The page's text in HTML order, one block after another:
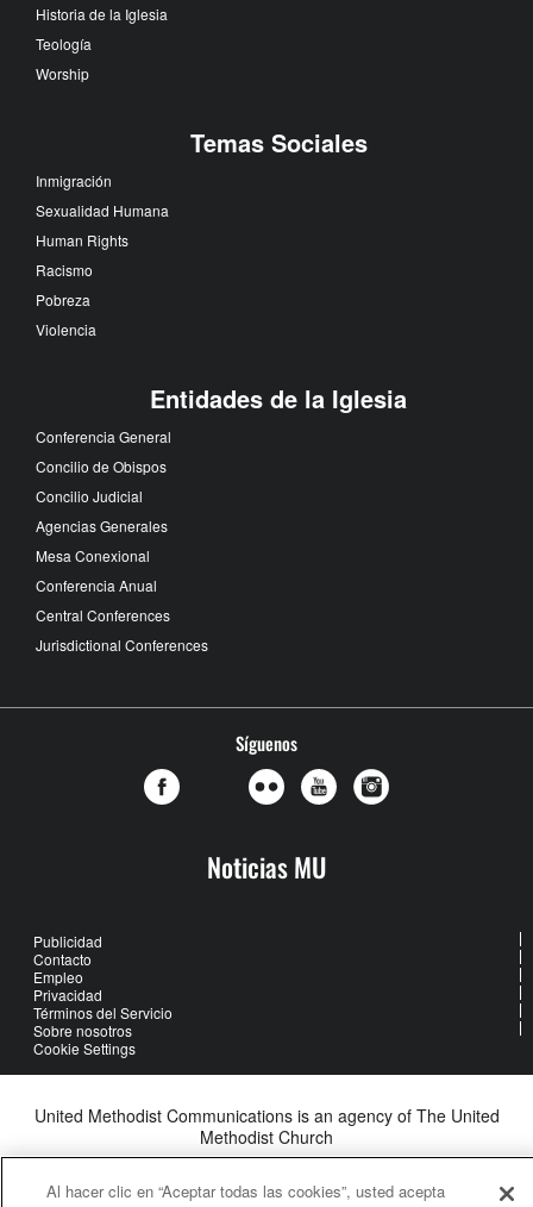
Historia de la Iglesia
Teología
Worship
Temas Sociales
Inmigración
Sexualidad Humana
Human Rights
Racismo
Pobreza
Violencia
Entidades de la Iglesia
Conferencia General
Concilio de Obispos
Concilio Judicial
Agencias Generales
Mesa Conexional
Conferencia Anual
Central Conferences
Jurisdictional Conferences
Síguenos
Noticias MU
Publicidad
Contacto
Empleo
Privacidad
Términos del Servicio
Sobre nosotros
Cookie Settings
United Methodist Communications is an agency of The United
Methodist Church
©2026United Methodist Communications. All Rights Reserved
Al hacer clic en “Aceptar todas las cookies”, usted acepta